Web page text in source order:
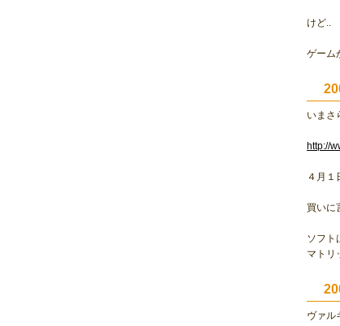
けど..
ゲーム
いまさ
http://
４月１
買いに
ソフト
マトリ
ヴァル